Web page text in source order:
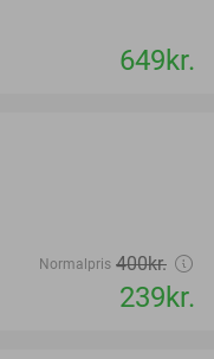
649kr.
Normalpris 400kr.
239kr.